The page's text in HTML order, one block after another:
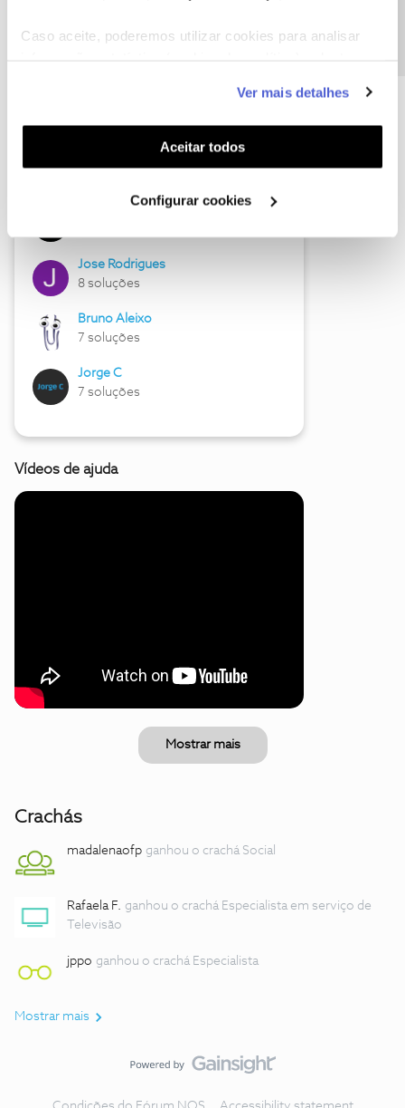
Caso aceite, poderemos utilizar cookies para analisar
funcionalidades (cookies de personalização e
funcionalidade) e adaptar anúncios aos seus interesses
(cookies de publicidade personalizada). Pode gerir a
utilização dos cookies clicando em "Configurar
Ver mais detalhes
Aceitar todos
Configurar cookies
Hall of Fame de junho
Jose Rodrigues
8 soluções
Bruno Aleixo
7 soluções
Jorge C
7 soluções
Vídeos de ajuda
Mostrar mais
Crachás
madalenaofp ganhou o crachá Social
Rafaela F. ganhou o crachá Especialista em serviço de
Televisão
jppo ganhou o crachá Especialista
Mostrar mais